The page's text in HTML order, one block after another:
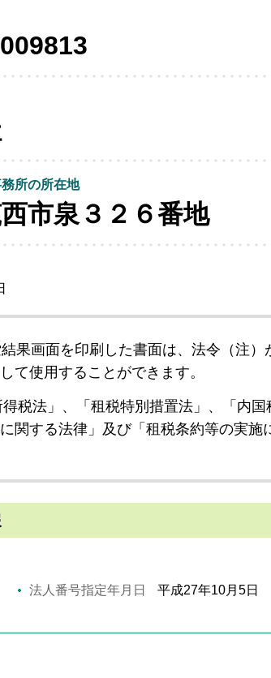
所の所在地
市泉３２６番地
果画面を印刷した書面は、法令（注
て使用することができます。
得税法」、「租税特別措置法」、「内
関する法律」及び「租税条約等の実
法人番号指定年月日 平成27年10月5日